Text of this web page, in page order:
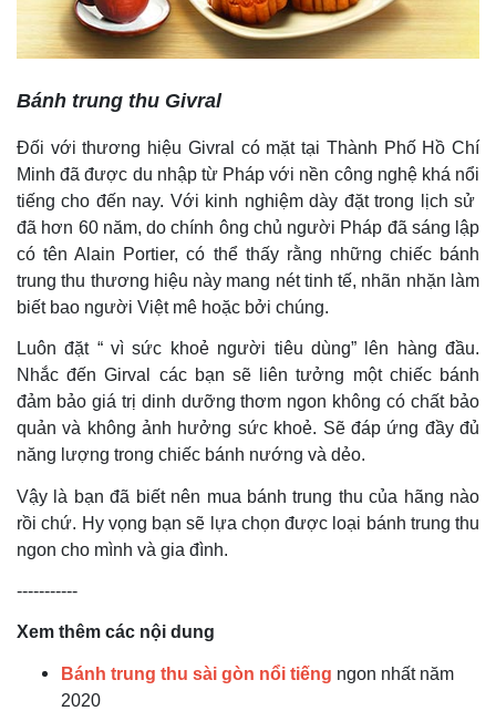
Bánh trung thu Givral
Đối với thương hiệu Givral có mặt tại Thành Phố Hồ Chí
Minh đã được du nhập từ Pháp với nền công nghệ khá nổi
tiếng cho đến nay. Với kinh nghiệm dày đặt trong lịch sử
đã hơn 60 năm, do chính ông chủ người Pháp đã sáng lập
có tên Alain Portier, có thể thấy rằng những chiếc bánh
trung thu thương hiệu này mang nét tinh tế, nhãn nhặn làm
biết bao người Việt mê hoặc bởi chúng.
Luôn đặt “ vì sức khoẻ người tiêu dùng” lên hàng đầu.
Nhắc đến Girval các bạn sẽ liên tưởng một chiếc bánh
đảm bảo giá trị dinh dưỡng thơm ngon không có chất bảo
quản và không ảnh hưởng sức khoẻ. Sẽ đáp ứng đầy đủ
năng lượng trong chiếc bánh nướng và dẻo.
Vậy là bạn đã biết nên mua bánh trung thu của hãng nào
rồi chứ. Hy vọng bạn sẽ lựa chọn được loại bánh trung thu
ngon cho mình và gia đình.
-----------
Xem thêm các nội dung
Bánh trung thu sài gòn nổi tiếng ngon nhất năm
2020